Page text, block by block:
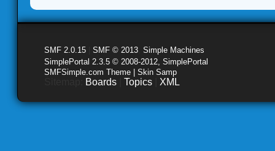
SMF 2.0.15 SMF © 2013 Simple Machines
SimplePortal 2.3.5 © 2008-2012, SimplePortal
SMFSimple.com Theme | Skin Samp
Boards Topics XML